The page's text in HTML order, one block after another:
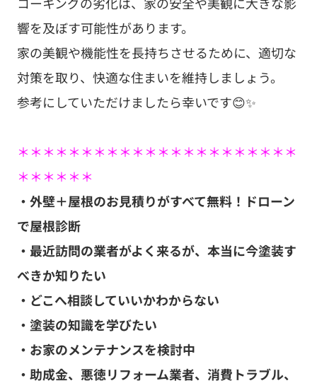
響を及ぼす可能性があります。
家の美観や機能性を長持ちさせるために、適切な
対策を取り、快適な住まいを維持しましょう。
参考にしていただけましたら幸いです😊✨
＊＊＊＊＊＊＊＊＊＊＊＊＊＊＊＊＊＊＊＊＊＊
＊＊＊＊＊＊
・外壁＋屋根のお見積りがすべて無料！ドローン
で屋根診断
・最近訪問の業者がよく来るが、本当に今塗装す
べきか知りたい
・どこへ相談していいかわからない
・塗装の知識を学びたい
・お家のメンテナンスを検討中
・助成金、悪徳リフォーム業者、消費トラブル、